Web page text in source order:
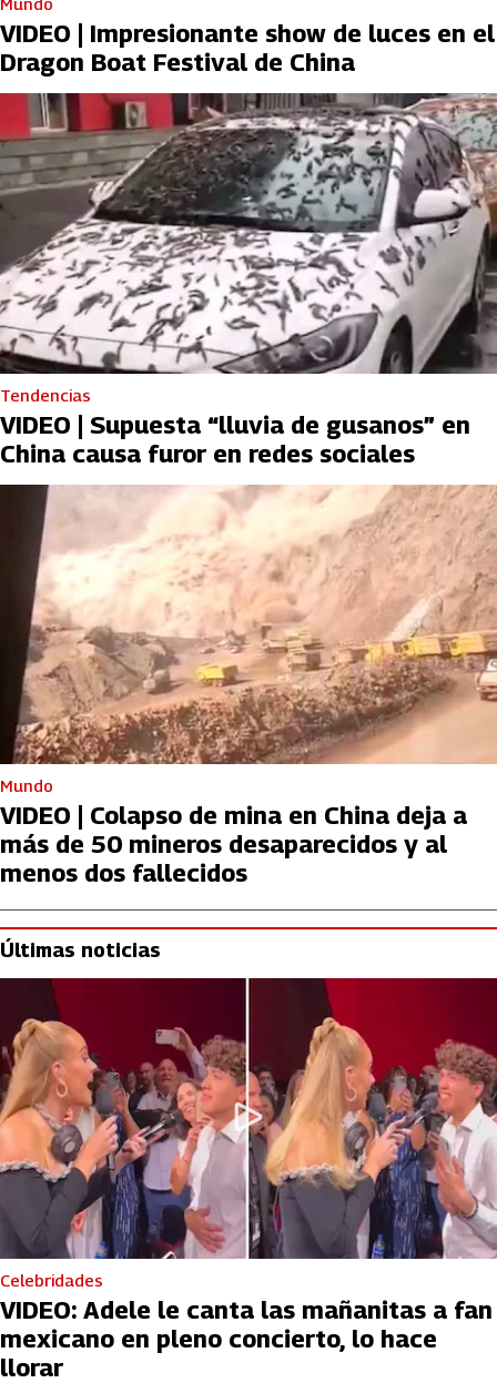
VIDEO | Impresionante show de luces en el
Dragon Boat Festival de China
Tendencias
VIDEO | Supuesta “lluvia de gusanos” en
China causa furor en redes sociales
Mundo
VIDEO | Colapso de mina en China deja a
más de 50 mineros desaparecidos y al
menos dos fallecidos
Últimas noticias
Celebridades
VIDEO: Adele le canta las mañanitas a fan
mexicano en pleno concierto, lo hace
llorar